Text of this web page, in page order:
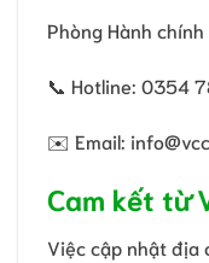
Phòng Hành
📞 Hotline: 0354
✉️ Email:
Cam kết từ
Việc cập nhật địa